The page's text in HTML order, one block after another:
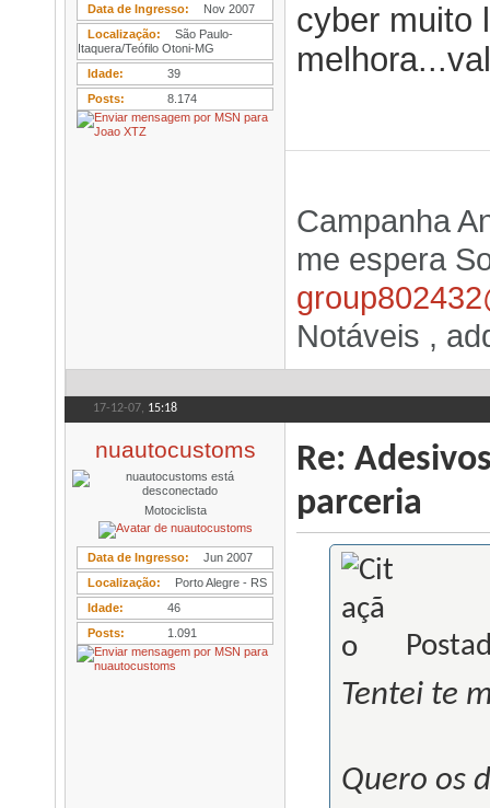
Data de Ingresso
Nov 2007
Localização
São Paulo-
Itaquera/Teófilo Otoni-MG
Idade
39
Posts
8.174
cyber muito
Campanha
me espera
Notáveis ,
17-12-07, 15:18
nuautocustoms
Motociclista
Data de Ingresso
Jun 2007
Localização
Porto Alegre - RS
Idade
46
Posts
1.091
Re:
parceria
Tentei te
Quero os